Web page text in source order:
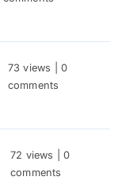
73 views |0
comments
72 views |0
comments